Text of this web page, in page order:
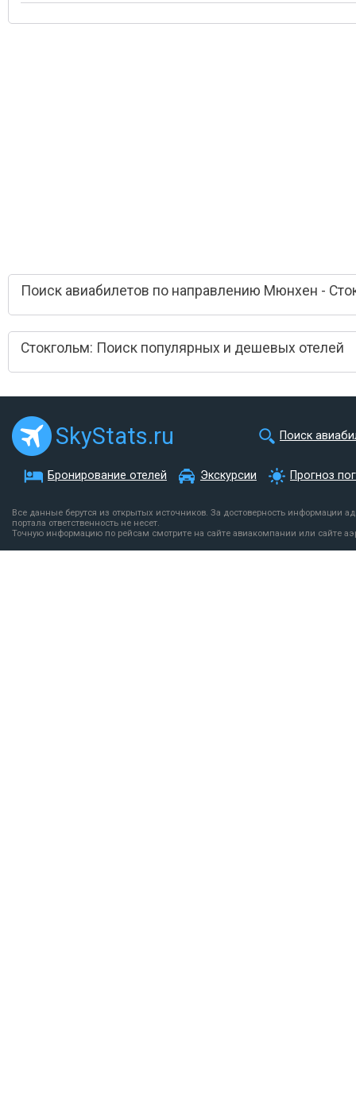
Поиск авиабилетов по направлению Мюнхен -
Стокгольм: Поиск популярных и дешевых отелей
SkyStats.ru Поиск
Бронирование отелей Экскурсии Прогноз
Все данные берутся из открытых источников. За достоверность информации
портала ответственность не несет.
Точную информацию по рейсам смотрите на сайте авиакомпании или сайте